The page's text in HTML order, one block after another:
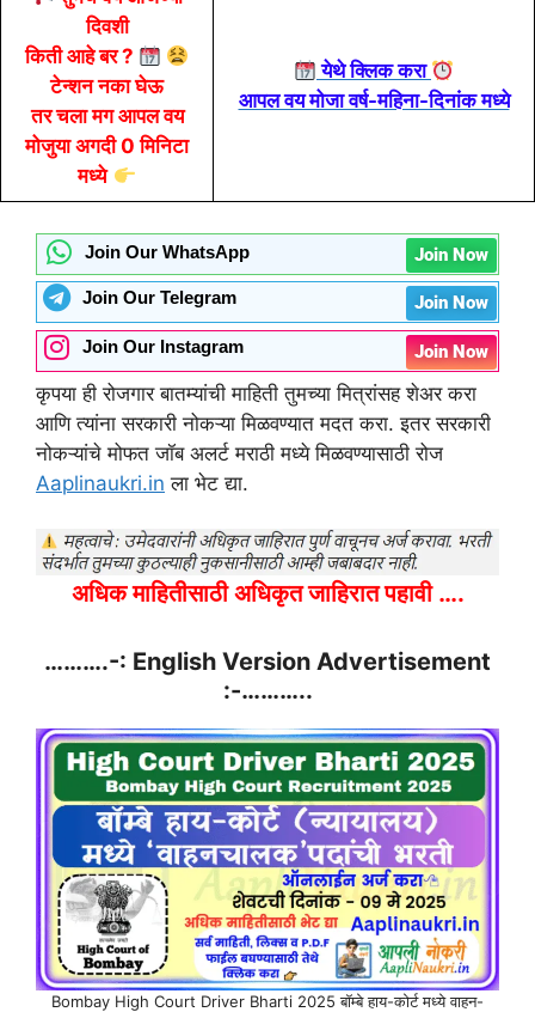
दिवशी
किती आहे बर ?
टेन्शन नका घेऊ
तर चला मग आपल वय
मोजुया अगदी 0 मिनिटा
मध्ये
येथे क्लिक करा
आपल वय मोजा वर्ष-महिना-दिनांक मध्ये
Join Our WhatsApp Join Now
Join Our Telegram Join Now
Join Our Instagram Join Now
कृपया ही रोजगार बातम्यांची माहिती तुमच्या मित्रांसह शेअर करा
आणि त्यांना सरकारी नोकऱ्या मिळवण्यात मदत करा. इतर सरकारी
नोकऱ्यांचे मोफत जॉब अलर्ट मराठी मध्ये मिळवण्यासाठी रोज
Aaplinaukri.in ला भेट द्या.
अधिक माहितीसाठी अधिकृत जाहिरात पहावी ….
……….-: English Version Advertisement
:-………..
Bombay High Court Driver Bharti 2025 बॉम्बे हाय-कोर्ट मध्ये वाहन-